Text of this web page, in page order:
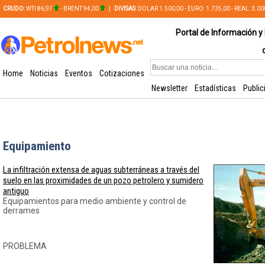
CRUDO: WTI 86,97 - BRENT 94,00 DIVISAS: DOLAR 1.500,00 - EURO: 1.735,00 - REAL:
Portal de Información
Home Noticias Eventos
Cotizaciones
Newsletter
Estadísticas
Equipamiento
La infiltración extensa de aguas subterráneas a través del
suelo en las proximidades de un pozo petrolero y sumidero
antiguo
Equipamientos para medio ambiente y control de
derrames
PROBLEMA